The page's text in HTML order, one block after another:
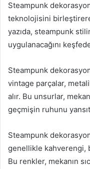
Steampunk
teknolojisini
yazıda, steampunk
uygulanacağını
Steampunk
vintage parçalar,
alır. Bu unsurlar,
geçmişin ruhunu
Steampunk
genellikle kahverengi,
Bu renkler, mekanın